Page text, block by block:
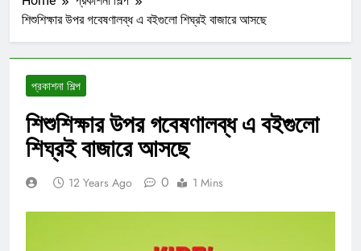
শিশুশিক্ষার উপর গবেষণালব্ধ এ বইগুলো শিঘ্রই বাজারে আসছে
প্রকাশনা শিল্প
শিশুশিক্ষার উপর গবেষণালব্ধ এ বইগুলো
শিঘ্রই বাজারে আসছে
12 Years Ago 0 1 Mins